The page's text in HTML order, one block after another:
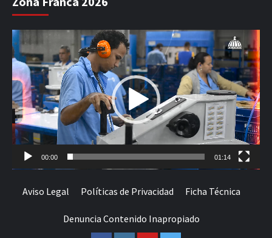
Reproductor
de
vídeo
00:00 01:14
Aviso Legal Políticas de Privacidad Ficha Técnica
Denuncia Contenido Inapropiado